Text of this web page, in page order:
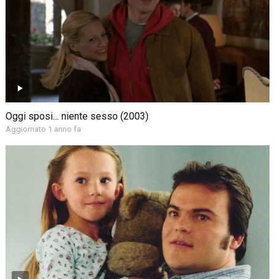
Oggi sposi… niente sesso (2003)
Aggiornato 1 anno fa